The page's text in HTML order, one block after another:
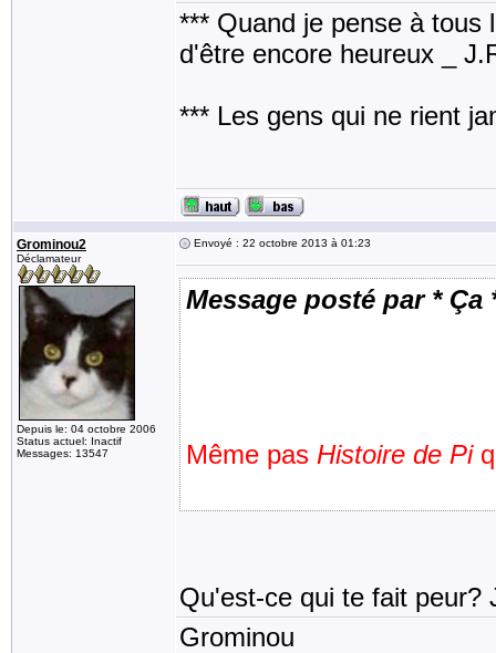
*** Quand je pense à tous
d'être encore heureux _
*** Les gens qui ne rient
Grominou2
Déclamateur
Depuis le: 04 octobre 2006
Status actuel: Inactif
Messages: 13547
Envoyé : 22 octobre 2013 à 01:23
Message posté par * Ça
Même pas Histoire de Pi
Qu'est-ce qui te fait peur?
Grominou